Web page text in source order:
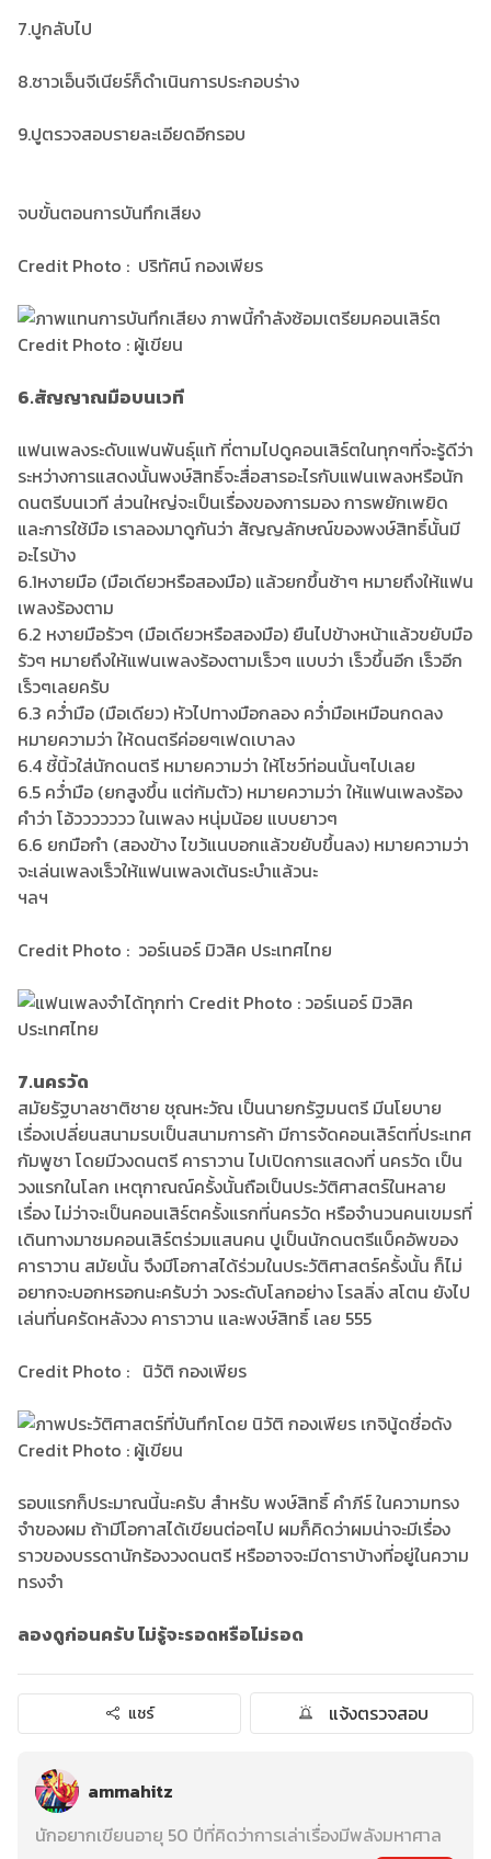
7.ปูกลับไป
8.ซาวเอ็นจีเนียร์ก็ดำเนินการประกอบร่าง
9.ปูตรวจสอบรายละเอียดอีกรอบ
จบขั้นตอนการบันทึกเสียง
Credit Photo : ปริทัศน์ กองเพียร
6.สัญญาณมือบนเวที
แฟนเพลงระดับแฟนพันธุ์แท้ ที่ตามไปดูคอนเสิร์ตในทุกๆที่จะรู้ดีว่า
ระหว่างการแสดงนั้นพงษ์สิทธิ์จะสื่อสารอะไรกับแฟนเพลงหรือนัก
ดนตรีบนเวที ส่วนใหญ่จะเป็นเรื่องของการมอง การพยักเพยิด
และการใช้มือ เราลองมาดูกันว่า สัญญลักษณ์ของพงษ์สิทธิ์นั้นมี
อะไรบ้าง
6.1หงายมือ (มือเดียวหรือสองมือ) แล้วยกขึ้นช้าๆ หมายถึงให้แฟน
เพลงร้องตาม
6.2 หงายมือรัวๆ (มือเดียวหรือสองมือ) ยืนไปข้างหน้าแล้วขยับมือ
รัวๆ หมายถึงให้แฟนเพลงร้องตามเร็วๆ แบบว่า เร็วขึ้นอีก เร็วอีก
เร็วๆเลยครับ
6.3 คว่ำมือ (มือเดียว) หัวไปทางมือกลอง คว่ำมือเหมือนกดลง
หมายความว่า ให้ดนตรีค่อยๆเฟดเบาลง
6.4 ชี้นิ้วใส่นักดนตรี หมายความว่า ให้โชว์ท่อนนั้นๆไปเลย
6.5 คว่ำมือ (ยกสูงขึ้น แต่ก้มตัว) หมายความว่า ให้แฟนเพลงร้อง
คำว่า โอ้ววววววว ในเพลง หนุ่มน้อย แบบยาวๆ
6.6 ยกมือกำ (สองข้าง ไขว้แนบอกแล้วขยับขึ้นลง) หมายความว่า
จะเล่นเพลงเร็วให้แฟนเพลงเต้นระบำแล้วนะ
ฯลฯ
Credit Photo : วอร์เนอร์ มิวสิค ประเทศไทย
7.นครวัด
สมัยรัฐบาลชาติชาย ชุณหะวัณ เป็นนายกรัฐมนตรี มีนโยบาย
เรื่องเปลี่ยนสนามรบเป็นสนามการค้า มีการจัดคอนเสิร์ตที่ประเทศ
กัมพูชา โดยมีวงดนตรี คาราวาน ไปเปิดการแสดงที่ นครวัด เป็น
วงแรกในโลก เหตุกาณณ์ครั้งนั้นถือเป็นประวัติศาสตร์ในหลาย
เรื่อง ไม่ว่าจะเป็นคอนเสิร์ตครั้งแรกที่นครวัด หรือจำนวนคนเขมรที่
เดินทางมาชมคอนเสิร์ตร่วมแสนคน ปูเป็นนักดนตรีแบ็คอัพของ
คาราวาน สมัยนั้น จึงมีโอกาสได้ร่วมในประวัติศาสตร์ครั้งนั้น ก็ไม่
อยากจะบอกหรอกนะครับว่า วงระดับโลกอย่าง โรลลิ่ง สโตน ยังไป
เล่นที่นครัดหลังวง คาราวาน และพงษ์สิทธิ์ เลย 555
Credit Photo : นิวัติ กองเพียร
รอบแรกก็ประมาณนี้นะครับ สำหรับ พงษ์สิทธิ์ คำภีร์ ในความทรง
จำของผม ถ้ามีโอกาสได้เขียนต่อๆไป ผมก็คิดว่าผมน่าจะมีเรื่อง
ราวของบรรดานักร้องวงดนตรี หรืออาจจะมีดาราบ้างที่อยู่ในความ
ทรงจำ
ลองดูก่อนครับ ไม่รู้จะรอดหรือไม่รอด
แชร์ แจ้งตรวจสอบ
ammahitz
นักอยากเขียนอายุ 50 ปีที่คิดว่าการเล่าเรื่องมีพลังมหาศาล